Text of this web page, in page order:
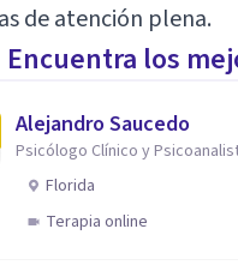
de atención plena.
Encuentra los
Alejandro Saucedo
Psicólogo Clínico y
Florida
Terapia online